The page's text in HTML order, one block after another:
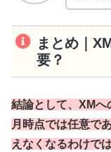
まとめ｜
要？
結論として、XM
月時点では任意で
えなくなるわけで